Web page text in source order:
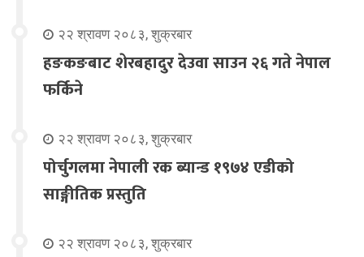
२२ श्रावण २०८३, शुक्रबार
हङकङबाट शेरबहादुर देउवा साउन २६ गते नेपाल
फर्किने
२२ श्रावण २०८३, शुक्रबार
पोर्चुगलमा नेपाली रक ब्यान्ड १९७४ एडीको
साङ्गीतिक प्रस्तुति
२२ श्रावण २०८३, शुक्रबार